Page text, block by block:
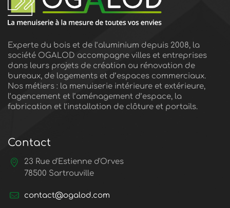
Experte du bois et de l’aluminium depuis 2008, la
société OGALOD accompagne villes et entreprises
dans leurs projets de création ou rénovation de
bureaux, de logements et d’espaces commerciaux.
Nos métiers : la menuiserie intérieure et extérieure,
l’agencement et l’aménagement d’espace, la
fabrication et l’installation de clôture et portails.
Contact
23 Rue d'Estienne d'Orves
78500 Sartrouville
contact@ogalod.com